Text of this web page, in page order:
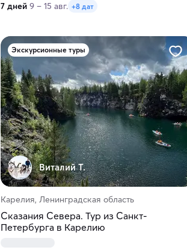
7 дней 9 – 15 авг. +8 дат
Экскурсионные туры
Виталий Т.
Карелия, Ленинградская область
Сказания Севера. Тур из Санкт-
Петербурга в Карелию